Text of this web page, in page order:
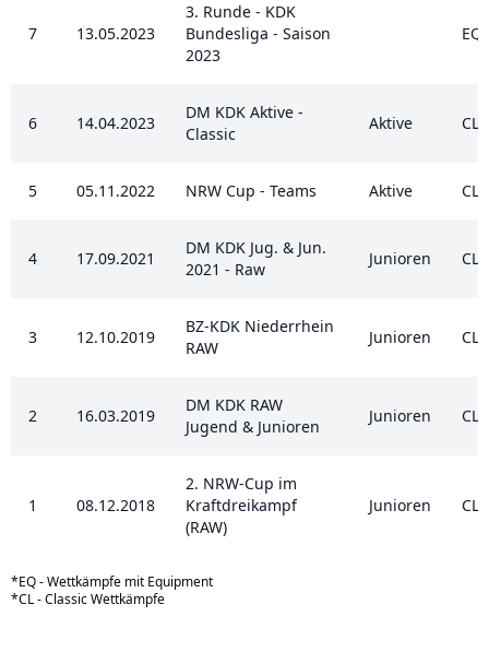
7 13.05.2023
3. Runde - KDK
Bundesliga - Saison
2023
EQ
6 14.04.2023
DM KDK Aktive -
Classic
Aktive CL
5 05.11.2022 NRW Cup - Teams Aktive CL
4 17.09.2021
DM KDK Jug. & Jun.
2021 - Raw
Junioren CL
3 12.10.2019
BZ-KDK Niederrhein
RAW
Junioren CL
2 16.03.2019
DM KDK RAW
Jugend & Junioren
Junioren CL
1 08.12.2018
2. NRW-Cup im
Kraftdreikampf
(RAW)
Junioren CL
*EQ - Wettkämpfe mit Equipment
*CL - Classic Wettkämpfe